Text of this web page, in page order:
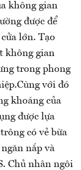
không gian
được để
lớn. Tạo
không gian
trong phong
với đó
khoáng của
được lựa
có vẻ bừa
nắp và
Chủ nhân ngôi